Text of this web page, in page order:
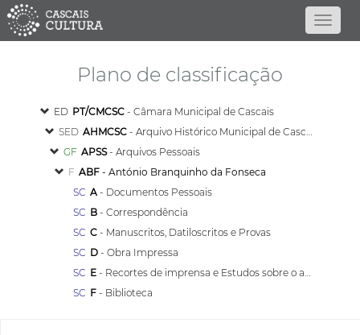
Plano de classificação
ED PT/CMCSC - Câmara Municipal de Cascais
SED AHMCSC - Arquivo Histórico Municipal de Cascais
GF APSS- Arquivos Pessoais
F ABF - António Branquinho da Fonseca
SC A - Documentos Pessoais
SC B - Correspondência
SC C - Manuscritos, Datiloscritos e Provas
SC D - Obra Impressa
SC E - Recortes de imprensa e Estudos sobre o autor e a obra
SC F - Biblioteca